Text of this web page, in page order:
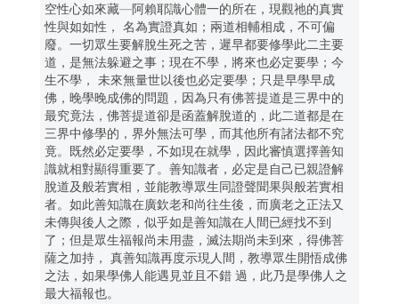
空性心如來藏—阿賴耶識心體一的所在，現觀祂的真實
性與如如性， 名為實證真如；兩道相輔相成，不可偏
廢。一切眾生要解脫生死之苦，遲早都要修學此二主要
道，是無法躲避之事；現在不學，將來也必定要學；今
生不學， 未來無量世以後也必定要學；只是早學早成
佛，晚學晚成佛的問題，因為只有佛菩提道是三界中的
最究竟法，佛菩提道卻是函蓋解脫道的，此二道都是在
三界中修學的，界外無法可學，而其他所有諸法都不究
竟。既然必定要學，不如現在就學，因此審慎選擇善知
識就相對顯得重要了。善知識者，必定是自己已親證解
脫道及般若實相，並能教導眾生同證聲聞果與般若實相
者。如此善知識在廣欽老和尚往生後，而廣老之正法又
未傳與後人之際，似乎如是善知識在人間已經找不到
了；但是眾生福報尚未用盡，滅法期尚未到來，得佛菩
薩之加持， 真善知識再度示現人間，教導眾生開悟成佛
之法，如果學佛人能遇見並且不錯 過，此乃是學佛人之
最大福報也。